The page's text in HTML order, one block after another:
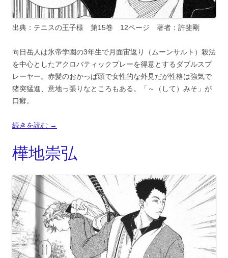
出典：テニスの王子様 第15巻 12ページ 著者：許斐剛
向日岳人は氷帝学園の3年生で月面宙返り（ムーンサルト）殺法
を中心としたアクロバティックプレーを得意とするダブルスプ
レーヤー。赤髪のおかっぱ頭で女性的な外見だが性格は強気で
猪突猛進、意地っ張りなところもある。「～（して）みそ」が
口癖。
続きを読む →
樺地崇弘